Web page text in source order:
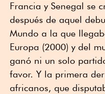
Francia y Senegal se
después de aquel
Mundo a la que
Europa (2000) y del
ganó ni un solo
favor. Y la primera
africanos, que